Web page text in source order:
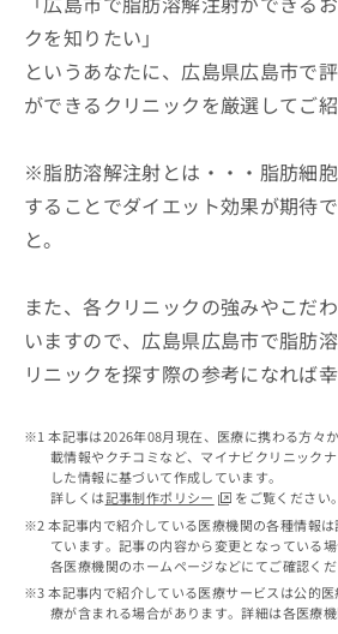
クを知りたい」
というあなたに、広島県広島市で
ができるクリニックを厳選してご紹
※脂肪溶解注射とは・・・脂肪細
することでダイエット効果が期待
と。
また、各クリニックの強みやこだ
いますので、広島県広島市で脂肪
リニックを探す際の参考になれば幸
本記事は2026年08月現在、医療に携わる方々
載情報やクチコミなど、マイナビクリニック
した情報に基づいて作成しています。
詳しくは記事制作ポリシー
をご覧ください。
本記事内で紹介している医療機関の各種情報
ています。記事の内容から変更となっている
各医療機関のホームページなどにてご確認くだ
本記事内で紹介している医療サービスは公的
療が含まれる場合があります。詳細は各医療機
関
す
る
お
い
わ
せ
ち
ら
こち
ナビ
クリ
ニッ
クナ
ビサ
イト
への
お問
合せ
フォ
ら
広
告
出
の
お
問
い
せ
は
こ
ち
ご
求
広
告
代
店
の
方
は
ち
広
出
問
合
わ